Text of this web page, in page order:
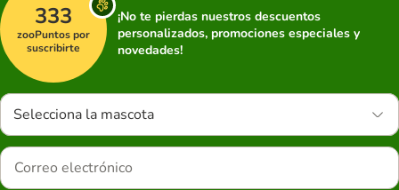
333
zooPuntos por
suscribirte
¡No te pierdas nuestros descuentos
personalizados, promociones especiales y
novedades!
Selecciona la mascota